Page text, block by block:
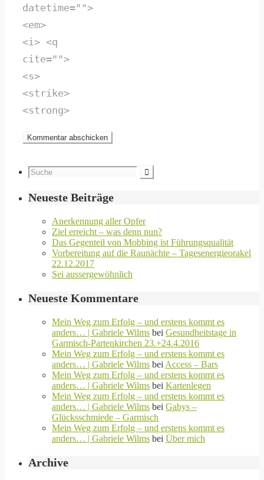
datetime="">
<em>
<i> <q
cite="">
<s>
<strike>
<strong>
Neueste Beiträge
Anerkennung aller Opfer
Ziel erreicht – was denn nun?
Das Gegenteil von Mobbing ist Führungsqualität
Vorbereitung auf die Raunächte – Tagesenergieorakel
22.12.2017
Sei aussergewöhnlich
Neueste Kommentare
Mein Weg zum Erfolg – und erstens kommt es
anders… | Gabriele Wilms bei Gesundheitstage in
Garmisch-Partenkirchen 23.+24.4.2016
Mein Weg zum Erfolg – und erstens kommt es
anders… | Gabriele Wilms bei Access – Bars
Mein Weg zum Erfolg – und erstens kommt es
anders… | Gabriele Wilms bei Kartenlegen
Mein Weg zum Erfolg – und erstens kommt es
anders… | Gabriele Wilms bei Gabys –
Glücksschmiede – Garmisch
Mein Weg zum Erfolg – und erstens kommt es
anders… | Gabriele Wilms bei Über mich
Archive